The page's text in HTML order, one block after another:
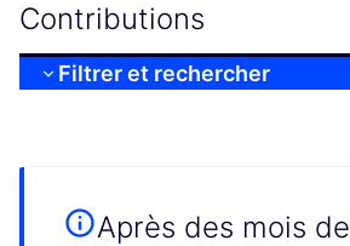
Contributions
Filtrer et rechercher
Après des mois de